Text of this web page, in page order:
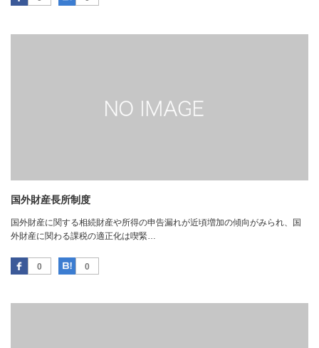
国外財産長所制度
国外財産に関する相続財産や所得の申告漏れが近頃増加の傾向がみられ、国
外財産に関わる課税の適正化は喫緊…
0
Facebook 0
はてなブックマーク